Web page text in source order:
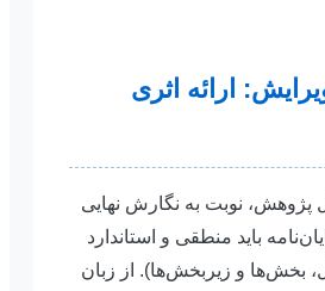
ارائه اثری
پژوهش، نوبت به نگارش نهایی
باید منطقی و استاندارد
بخش‌ها و زیربخش‌ها). از زبان